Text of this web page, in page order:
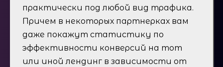
практически под любой вид трафика.
Причем в некоторых партнерках вам
даже покажут статистику по
эффективности конверсий на тот
или иной лендинг в зависимости от